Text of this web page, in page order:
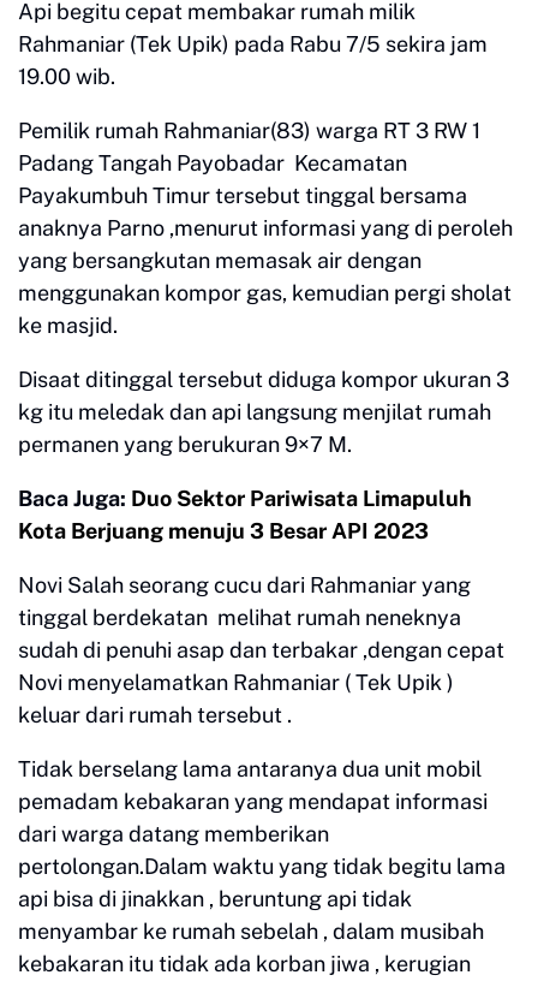
Api begitu cepat membakar rumah milik
Rahmaniar (Tek Upik) pada Rabu 7/5 sekira jam
19.00 wib.
Pemilik rumah Rahmaniar(83) warga RT 3 RW 1
Padang Tangah Payobadar Kecamatan
Payakumbuh Timur tersebut tinggal bersama
anaknya Parno ,menurut informasi yang di peroleh
yang bersangkutan memasak air dengan
menggunakan kompor gas, kemudian pergi sholat
ke masjid.
Disaat ditinggal tersebut diduga kompor ukuran 3
kg itu meledak dan api langsung menjilat rumah
permanen yang berukuran 9×7 M.
Baca Juga: Duo Sektor Pariwisata Limapuluh
Kota Berjuang menuju 3 Besar API 2023
Novi Salah seorang cucu dari Rahmaniar yang
tinggal berdekatan melihat rumah neneknya
sudah di penuhi asap dan terbakar ,dengan cepat
Novi menyelamatkan Rahmaniar ( Tek Upik )
keluar dari rumah tersebut .
Tidak berselang lama antaranya dua unit mobil
pemadam kebakaran yang mendapat informasi
dari warga datang memberikan
pertolongan.Dalam waktu yang tidak begitu lama
api bisa di jinakkan , beruntung api tidak
menyambar ke rumah sebelah , dalam musibah
kebakaran itu tidak ada korban jiwa , kerugian